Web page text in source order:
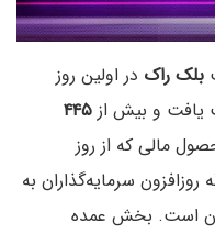
بلک راک در اولین روز
یافت و بیش از ۴۴۵
مالی که از روز
سرمایه‌گذاران به
آن است. بخش عمده